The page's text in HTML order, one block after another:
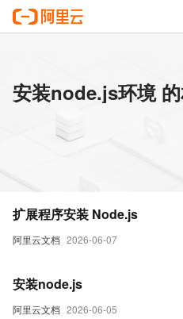
安装node.js环境
阿里云文档 2026-06-07
扩展程序安装 Node.js
阿里云文档 2026-06-05
安装node.js